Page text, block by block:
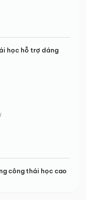
học hỗ trợ dáng
công thái học cao